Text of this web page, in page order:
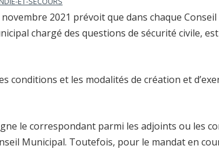
novembre 2021 prévoit que dans chaque
chargé des questions de sécurité civile,
conditions et les modalités de création et
le correspondant parmi les adjoints ou les
Municipal. Toutefois, pour le mandat en